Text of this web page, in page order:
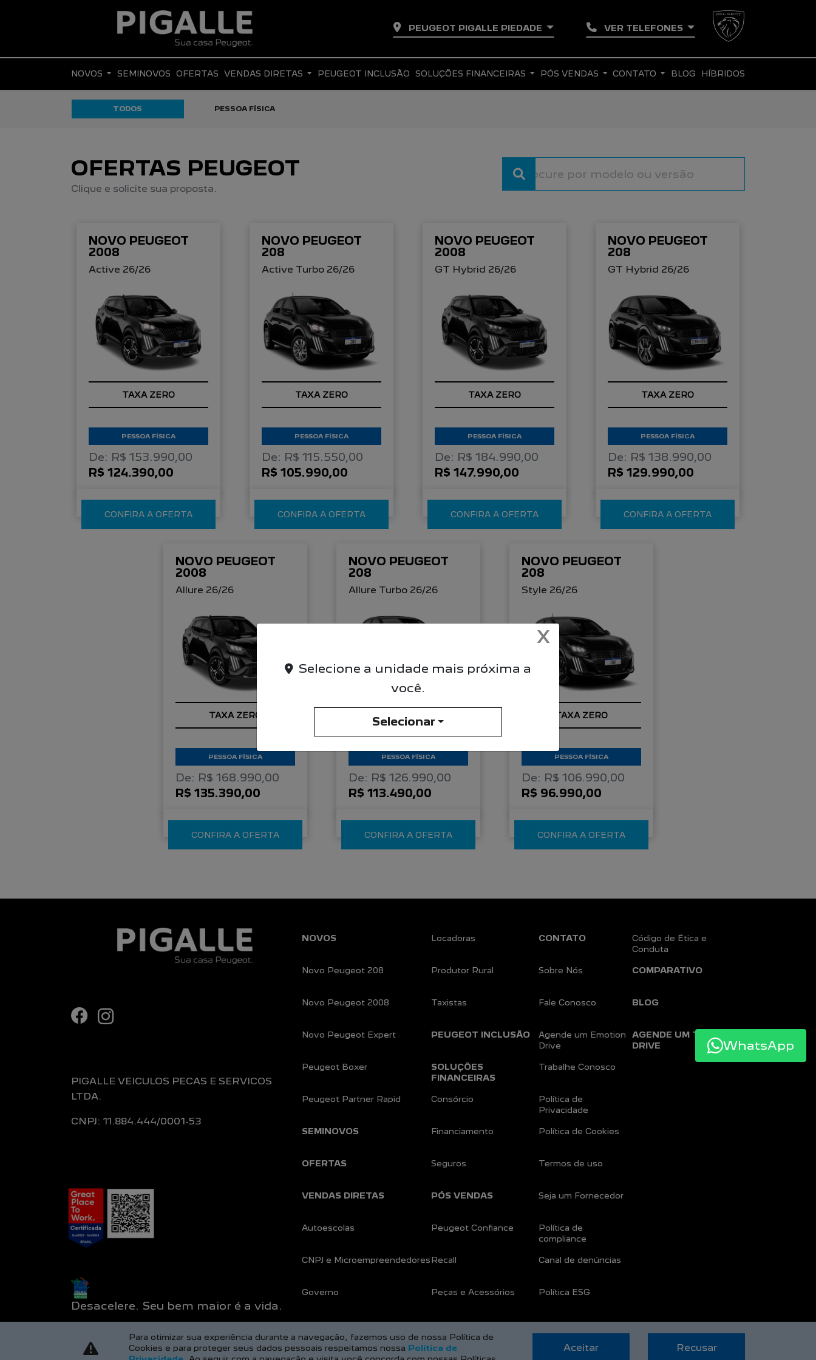
PEUGEOT PIGALLE PIEDADE VER TELEFONES
NOVOS SEMINOVOS OFERTAS VENDAS DIRETAS PEUGEOT INCLUSÃO SOLUÇÕES FINANCEIRAS PÓS VENDAS CONTATO BLOG HÍBRIDOS
TODOS PESSOA FÍSICA
OFERTAS PEUGEOT
Clique e solicite sua proposta.
NOVO PEUGEOT
2008
Active 26/26
TAXA ZERO
PESSOA FÍSICA
De: R$ 153.990,00
R$ 124.390,00
CONFIRA A OFERTA
NOVO PEUGEOT
208
Active Turbo 26/26
TAXA ZERO
PESSOA FÍSICA
De: R$ 115.550,00
R$ 105.990,00
CONFIRA A OFERTA
NOVO PEUGEOT
2008
GT Hybrid 26/26
TAXA ZERO
PESSOA FÍSICA
De: R$ 184.990,00
R$ 147.990,00
CONFIRA A OFERTA
NOVO PEUGEOT
208
GT Hybrid 26/26
TAXA ZERO
PESSOA FÍSICA
De: R$ 138.990,00
R$ 129.990,00
CONFIRA A OFERTA
NOVO PEUGEOT
2008
Allure 26/26
TAXA ZERO
PESSOA FÍSICA
De: R$ 168.990,00
R$ 135.390,00
CONFIRA A OFERTA
NOVO PEUGEOT
208
Allure Turbo 26/26
TAXA ZERO
PESSOA FÍSICA
De: R$ 126.990,00
R$ 113.490,00
CONFIRA A OFERTA
NOVO PEUGEOT
208
Style 26/26
TAXA ZERO
PESSOA FÍSICA
De: R$ 106.990,00
R$ 96.990,00
CONFIRA A OFERTA
PIGALLE VEICULOS PECAS E SERVICOS
LTDA.
CNPJ: 11.884.444/0001-53
Desacelere. Seu bem maior é a vida.
NOVOS
Novo Peugeot 208
Novo Peugeot 2008
Novo Peugeot Expert
Peugeot Boxer
Peugeot Partner Rapid
SEMINOVOS
OFERTAS
VENDAS DIRETAS
Autoescolas
CNPJ e Microempreendedores
Governo
Locadoras
Produtor Rural
Taxistas
PEUGEOT INCLUSÃO
SOLUÇÕES
FINANCEIRAS
Consórcio
Financiamento
Seguros
PÓS VENDAS
Peugeot Confiance
Recall
Peças e Acessórios
CONTATO
Sobre Nós
Fale Conosco
Agende um Emotion
Drive
Trabalhe Conosco
Política de
Privacidade
Política de Cookies
Termos de uso
Seja um Fornecedor
Política de
compliance
Canal de denúncias
Política ESG
Código de Ética e
Conduta
COMPARATIVO
BLOG
AGENDE UM TEST
DRIVE
Desenvolvido pela DEALERSPACE ® Direitos Reservados.
WhatsApp
X
Selecione a unidade mais próxima a
você.
Selecionar
Para otimizar sua experiência durante a navegação, fazemos uso de nossa Política de
Cookies e para proteger seus dados pessoais respeitamos nossa Política de
Aceitar Recusar